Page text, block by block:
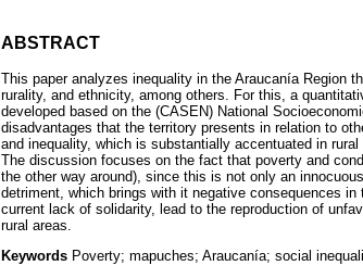
ABSTRACT
This paper analyzes inequality in the Araucanía Region
rurality, and ethnicity, among others. For this, a
developed based on the (CASEN) National
disadvantages that the territory presents in relation to
and inequality, which is substantially accentuated in
The discussion focuses on the fact that poverty and
the other way around), since this is not only an
detriment, which brings with it negative consequences
current lack of solidarity, lead to the reproduction of
rural areas.
Keywords Poverty; mapuches; Araucanía; social